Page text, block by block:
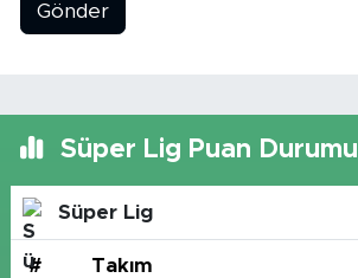
Gönder
Süper Lig Puan Durumu
Süper Lig
# Takım